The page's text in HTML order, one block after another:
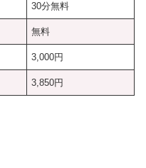
30分無料
無料
3,000円
3,850円